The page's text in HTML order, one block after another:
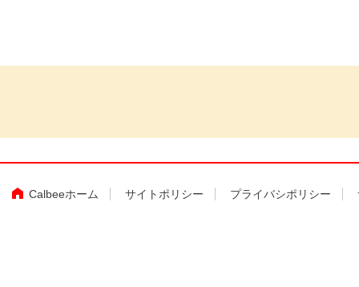
Calbeeホーム サイトポリシー プライバシポリシー